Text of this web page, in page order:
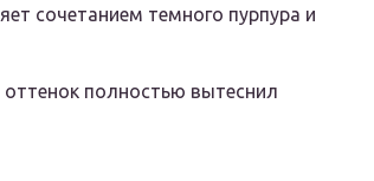
сочетанием темного пурпура и
полностью вытеснил